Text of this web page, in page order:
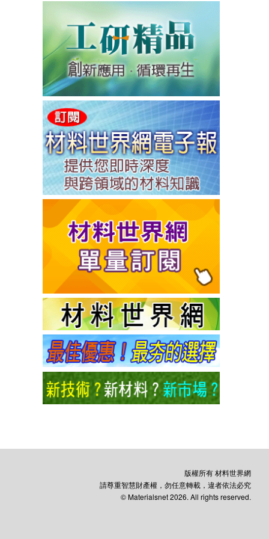
版權所有 材料世界網
請尊重智慧財產權，勿任意轉載，違者依法必究
© Materialsnet 2026. All rights reserved.